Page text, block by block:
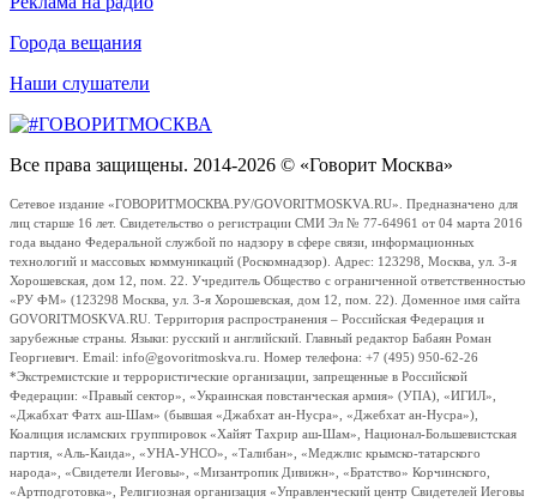
Города вещания
Наши слушатели
Все права защищены. 2014-2026 © «Говорит Москва»
Сетевое издание «ГОВОРИТМОСКВА.РУ/GOVORITMOSKVA.RU». Предназначено для
лиц старше 16 лет. Свидетельство о регистрации СМИ Эл № 77-64961 от 04 марта 2016
года выдано Федеральной службой по надзору в сфере связи, информационных
технологий и массовых коммуникаций (Роскомнадзор). Адрес: 123298, Москва, ул. 3-я
Хорошевская, дом 12, пом. 22. Учредитель Общество с ограниченной ответственностью
«РУ ФМ» (123298 Москва, ул. 3-я Хорошевская, дом 12, пом. 22). Доменное имя сайта
GOVORITMOSKVA.RU. Территория распространения – Российская Федерация и
зарубежные страны. Языки: русский и английский. Главный редактор Бабаян Роман
Георгиевич. Email: info@govoritmoskva.ru. Номер телефона: +7 (495) 950-62-26
*Экстремистские и террористические организации, запрещенные в Российской
Федерации: «Правый сектор», «Украинская повстанческая армия» (УПА), «ИГИЛ»,
«Джабхат Фатх аш-Шам» (бывшая «Джабхат ан-Нусра», «Джебхат ан-Нусра»),
Коалиция исламских группировок «Хайят Тахрир аш-Шам», Национал-Большевистская
партия, «Аль-Каида», «УНА-УНСО», «Талибан», «Меджлис крымско-татарского
народа», «Свидетели Иеговы», «Мизантропик Дивижн», «Братство» Корчинского,
«Артподготовка», Религиозная организация «Управленческий центр Свидетелей Иеговы